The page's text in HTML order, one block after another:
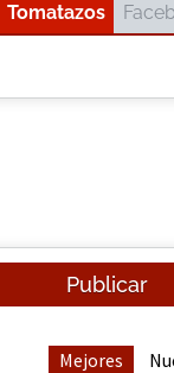
Tomatazos
Mejores